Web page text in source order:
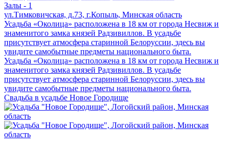
Залы - 1
ул.Тимковичская, д.73, г.Копыль, Минская область
Усадьба «Околица» расположена в 18 км от города Несвиж и
знаменитого замка князей Радзивиллов. В усадьбе
присутствует атмосфера старинной Белоруссии, здесь вы
увидите самобытные предметы национального быта.
Усадьба «Околица» расположена в 18 км от города Несвиж и
знаменитого замка князей Радзивиллов. В усадьбе
присутствует атмосфера старинной Белоруссии, здесь вы
увидите самобытные предметы национального быта.
Свадьба в усадьбе Новое Городище